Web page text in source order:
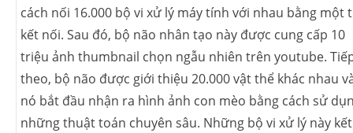
cách nối 16.000 bộ vi xử lý máy tính với nhau bằng một
kết nối. Sau đó, bộ não nhân tạo này được cung cấp 10
triệu ảnh thumbnail chọn ngẫu nhiên trên youtube.
theo, bộ não được giới thiệu 20.000 vật thể khác nhau
nó bắt đầu nhận ra hình ảnh con mèo bằng cách sử
những thuật toán chuyên sâu. Những bộ vi xử lý này kết